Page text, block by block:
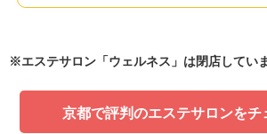
※エステサロン「ウェルネス」は閉店していま
京都で評判のエステサロンをチ